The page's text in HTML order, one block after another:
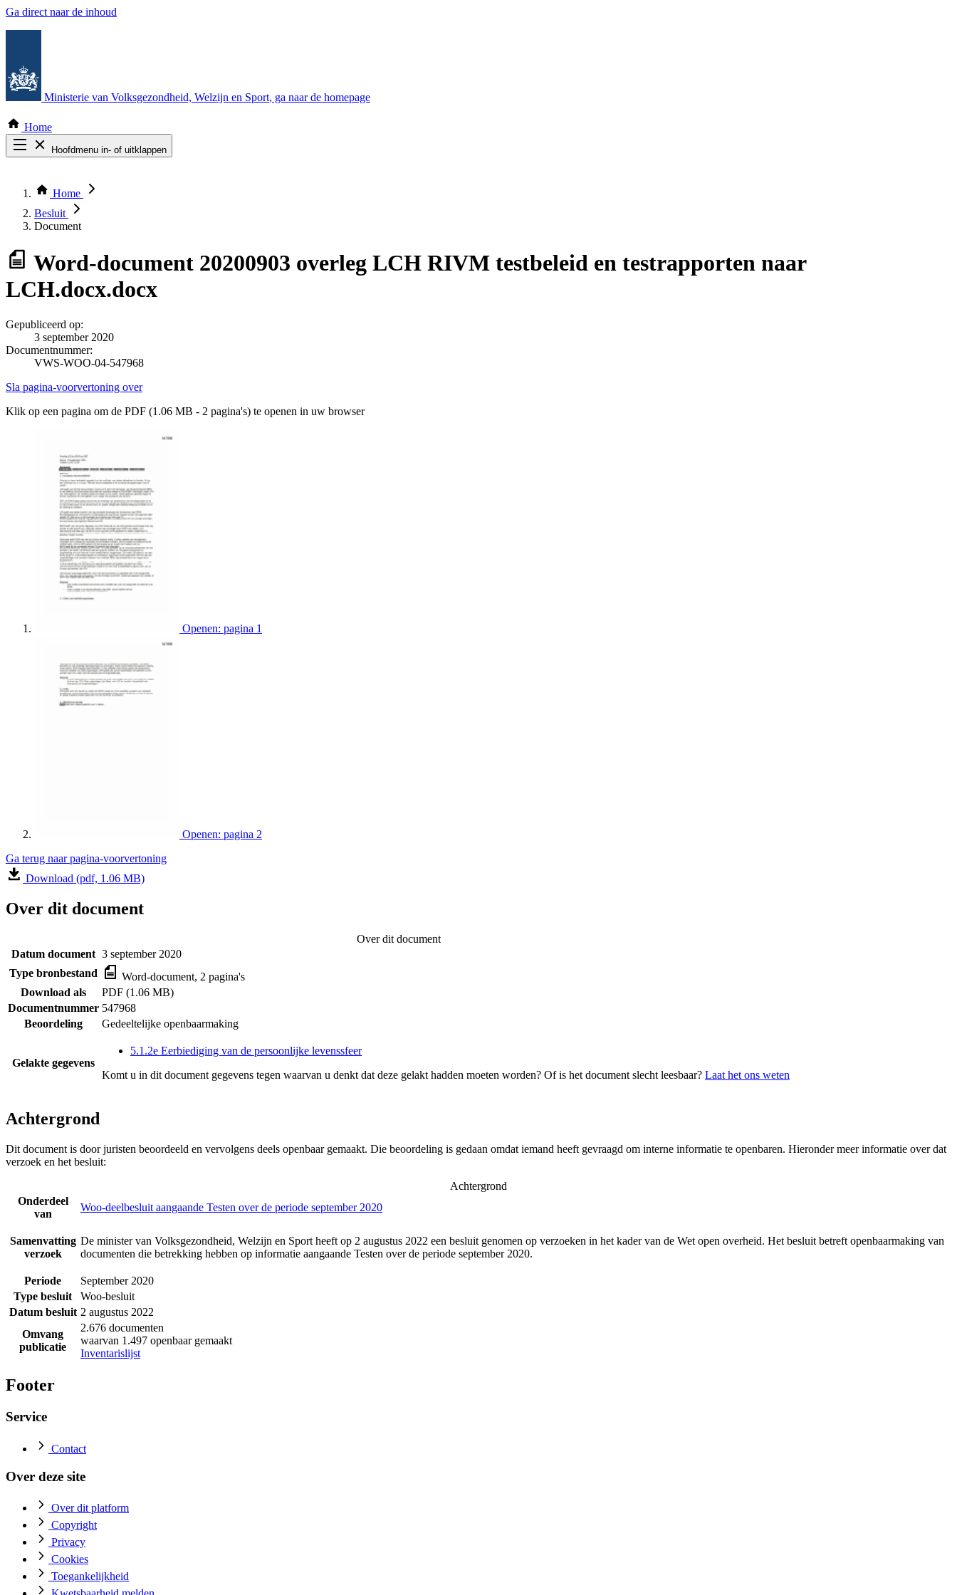
Ga direct naar de inhoud
Ministerie van Volksgezondheid, Welzijn en Sport, ga naar de homepage
Home
Hoofdmenu in- of uitklappen
Thema COVID-19
Bekijk per bestuursorgaan
Home
Besluit
Document
Word-document 20200903 overleg LCH RIVM testbeleid en testrapporten naar
LCH.docx.docx
Gepubliceerd op:
3 september 2020
Documentnummer:
VWS-WOO-04-547968
Sla pagina-voorvertoning over
Klik op een pagina om de PDF (1.06 MB - 2 pagina's) te openen in uw browser
Openen: pagina 1
Openen: pagina 2
Ga terug naar pagina-voorvertoning
Download (pdf, 1.06 MB)
Over dit document
Over dit document
Datum document 3 september 2020
Type bronbestand
Word-document, 2 pagina's
Download als
PDF (1.06 MB)
Documentnummer 547968
Beoordeling
Gedeeltelijke openbaarmaking
Gelakte gegevens
5.1.2e Eerbiediging van de persoonlijke levenssfeer
Komt u in dit document gegevens tegen waarvan u denkt dat deze gelakt hadden moeten worden? Of is het document slecht leesbaar? Laat het ons weten
Achtergrond
Dit document is door juristen beoordeeld en vervolgens deels openbaar gemaakt. Die beoordeling is gedaan omdat iemand heeft gevraagd om interne informatie te openbaren. Hieronder meer informatie over dat
verzoek en het besluit:
Achtergrond
Onderdeel
van
Woo-deelbesluit aangaande Testen over de periode september 2020
Samenvatting
verzoek
De minister van Volksgezondheid, Welzijn en Sport heeft op 2 augustus 2022 een besluit genomen op verzoeken in het kader van de Wet open overheid. Het besluit betreft openbaarmaking van
documenten die betrekking hebben op informatie aangaande Testen over de periode september 2020.
Periode
September 2020
Type besluit
Woo-besluit
Datum besluit 2 augustus 2022
Omvang
publicatie
2.676 documenten
waarvan 1.497 openbaar gemaakt
Inventarislijst
Footer
Service
Contact
Over deze site
Over dit platform
Copyright
Privacy
Cookies
Toegankelijkheid